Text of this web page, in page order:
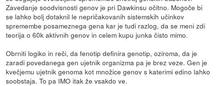
Zavedanje soodvisnosti genov je pri Dawkinsu očitno. Mogoče bi
se lahko bolj dotaknil le nepričakovanih sistemskih učinkov
spremembe posameznega gena kar je tudi razlog, da se meni zdi
teorija o 60k aktivnih genov in celem kupu junka čisto mimo.
Obrniti logiko in reči, da fenotip definira genotip, oziroma, da je
zaradi povedanega gen ujetnik organizma pa je brez veze. Gen je
kvečjemu ujetnik genoma kot množice genov s katerimi edino lahko
soobstaja. To pa IMO itak že vsakdo ve.